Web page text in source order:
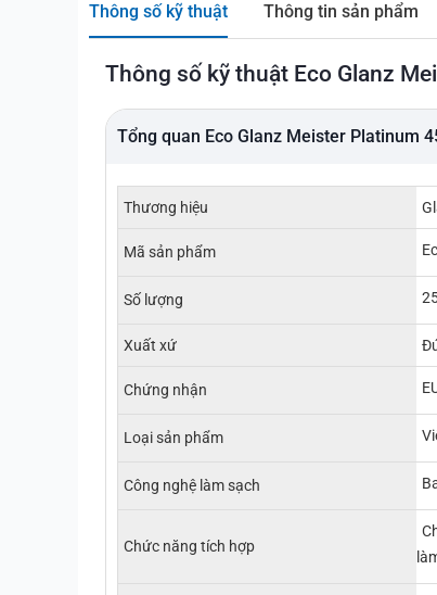
Thông số kỹ thuật Thông tin sản phẩm
Thông số kỹ thuật Eco Glanz
Tổng quan Eco Glanz Meister Platinum
Thương hiệu
Mã sản phẩm
Số lượng
Xuất xứ
Chứng nhận
Loại sản phẩm
Công nghệ làm sạch
Chức năng tích hợp